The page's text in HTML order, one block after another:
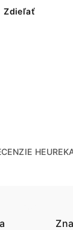
Zdieľať